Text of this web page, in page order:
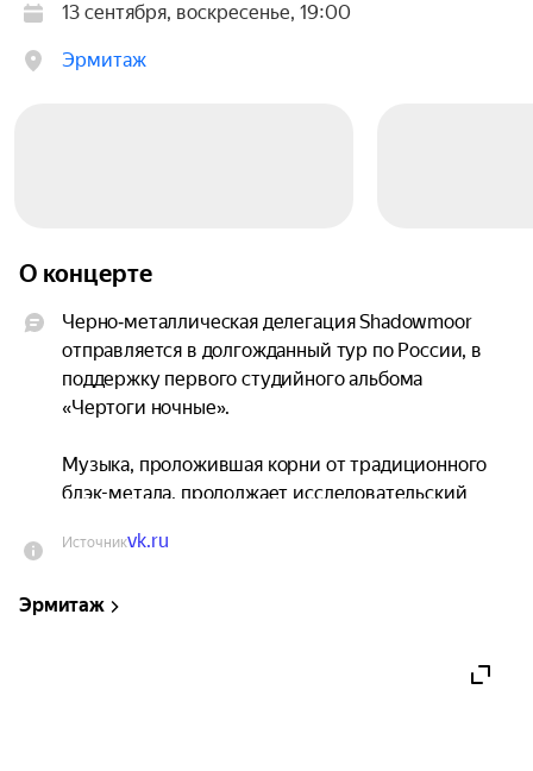
13 сентября, воскресенье, 19:00
Эрмитаж
О концерте
Черно‑металлическая делегация Shadowmoor
отправляется в долгожданный тур по России, в
поддержку первого студийного альбома
«Чертоги ночные».
Музыка, проложившая корни от традиционного
блэк-метала, продолжает исследовательский
«Чертоги Ночные» обросли крастовыми
атмосферой, все больше укрепляя балладный
Источникvk.ru
Эрмитаж